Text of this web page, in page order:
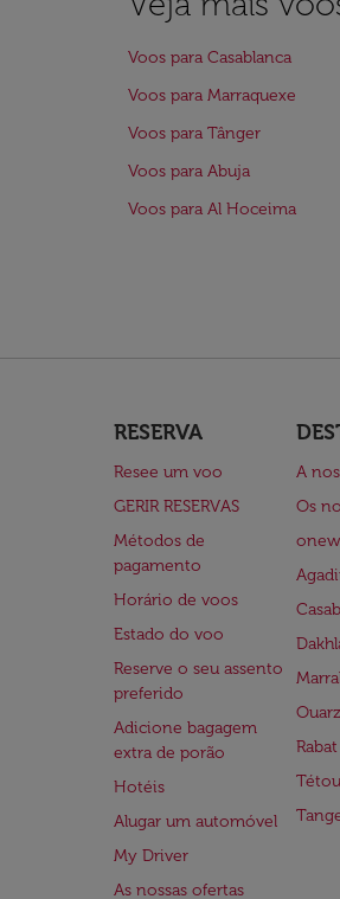
Voos para Casablanca
Voos para Marraquexe
Voos para Tânger
Voos para Abuja
Voos para Al Hoceima
RESERVA
Resee um voo
GERIR RESERVAS
Métodos de
pagamento
Horário de voos
Estado do voo
Reserve o seu assento
preferido
Adicione bagagem
extra de porão
Hotéis
Alugar um automóvel
My Driver
As nossas ofertas
A
Os
Rabat